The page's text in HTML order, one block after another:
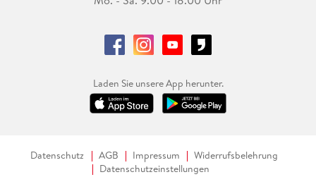
Laden Sie unsere App herunter.
Datenschutz AGB Impressum
Widerrufsbelehrung
Datenschutzeinstellungen